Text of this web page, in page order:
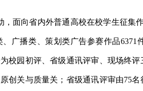
，面向省内外普通高校在校学生征集
广播类、策划类广告参赛作品6371
校园初评、省级通讯评审、现场终
创关与质量关；省级通讯评审由75